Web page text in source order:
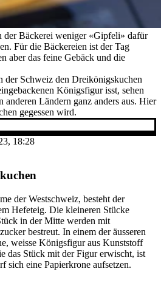
der Bäckerei weniger «Gipfeli» dafür
Für die Bäckereien ist der Tag
aber das feine Gebäck und die
der Schweiz den Dreikönigskuchen
Königsfigur isst, sehen
anderen Ländern ganz anders aus. Hier
gegessen wird.
18:28
der Westschweiz, besteht der
Hefeteig. Die kleineren Stücke
in der Mitte werden mit
bestreut. In einem der äusseren
weisse Königsfigur aus Kunststoff
das Stück mit der Figur erwischt, ist
sich eine Papierkrone aufsetzen.